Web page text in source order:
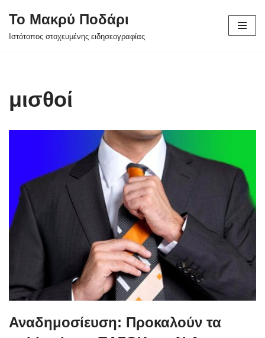
Μεταπηδήστε
Το Μακρύ Ποδάρι
Ιστότοπος στοχευμένης ειδησεογραφίας
μισθοί
Αναδημοσίευση: Προκαλούν τα